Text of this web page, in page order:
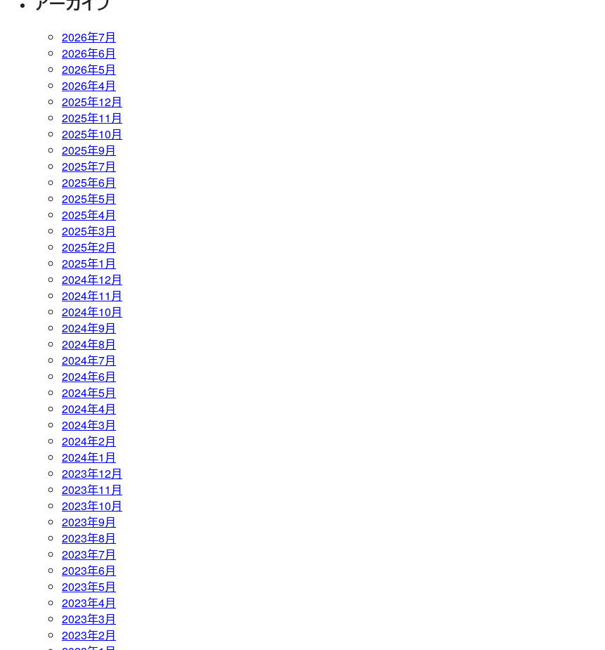
2026年7月
2026年6月
2026年5月
2026年4月
2025年12月
2025年11月
2025年10月
2025年9月
2025年7月
2025年6月
2025年5月
2025年4月
2025年3月
2025年2月
2025年1月
2024年12月
2024年11月
2024年10月
2024年9月
2024年8月
2024年7月
2024年6月
2024年5月
2024年4月
2024年3月
2024年2月
2024年1月
2023年12月
2023年11月
2023年10月
2023年9月
2023年8月
2023年7月
2023年6月
2023年5月
2023年4月
2023年3月
2023年2月